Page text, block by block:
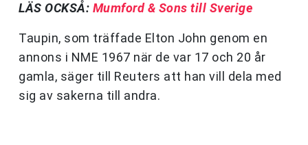
LÄS OCKSÅ: Mumford & Sons till Sverige
Taupin, som träffade Elton John genom en
annons i NME 1967 när de var 17 och 20 år
gamla, säger till Reuters att han vill dela med
sig av sakerna till andra.